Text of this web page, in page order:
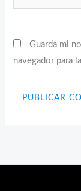
Guarda mi
navegador para